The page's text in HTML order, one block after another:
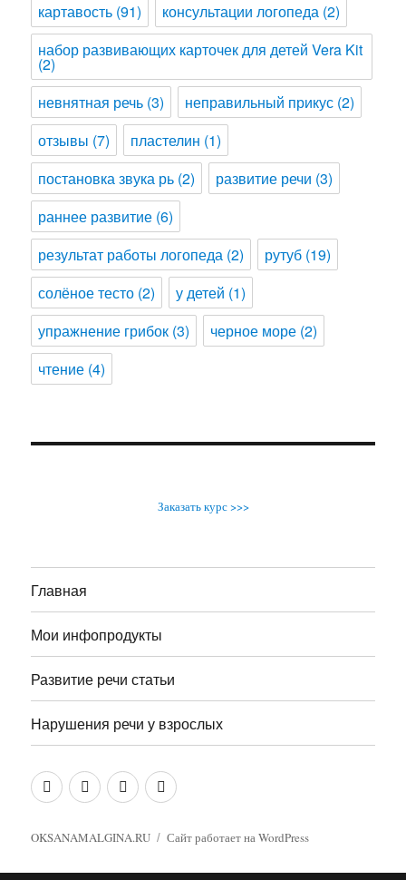
картавость (91) консультации логопеда (2)
набор развивающих карточек для детей Vera Kit
(2)
невнятная речь (3) неправильный прикус (2)
отзывы (7) пластелин (1)
постановка звука рь (2) развитие речи (3)
раннее развитие (6)
результат работы логопеда (2) рутуб (19)
солёное тесто (2) у детей (1)
упражнение грибок (3) черное море (2)
чтение (4)
Заказать курс >>>
Главная
Мои инфопродукты
Развитие речи статьи
Нарушения речи у взрослых
ГлавнаяМои
Развитие
статьи
Нарушения
у
OKSANAMALGINA.RU Сайт работает на WordPress